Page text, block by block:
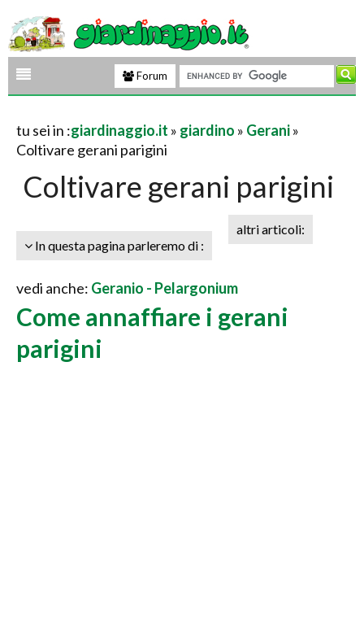
Forum
tu sei in :giardinaggio.it » giardino » Gerani»
Coltivare gerani parigini
Coltivare gerani parigini
In questa pagina parleremo di :
altri articoli:
vedi anche: Geranio - Pelargonium
Come annaffiare i gerani
parigini